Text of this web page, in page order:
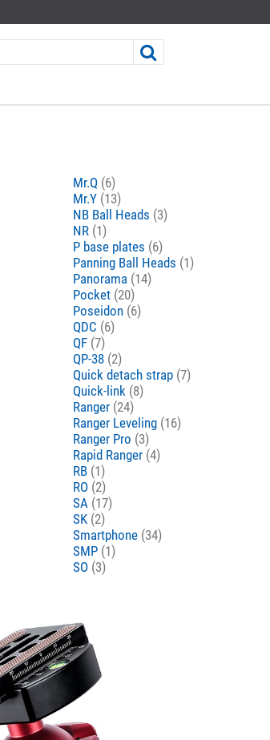
Mr.Q (6)
Mr.Y (13)
NB Ball Heads (3)
NR (1)
P base plates (6)
Panning Ball Heads (1)
Panorama (14)
Pocket (20)
Poseidon (6)
QDC (6)
QF (7)
QP-38 (2)
Quick detach strap (7)
Quick-link (8)
Ranger (24)
Ranger Leveling (16)
Ranger Pro (3)
Rapid Ranger (4)
RB (1)
RO (2)
SA (17)
SK (2)
Smartphone (34)
SMP (1)
SO (3)